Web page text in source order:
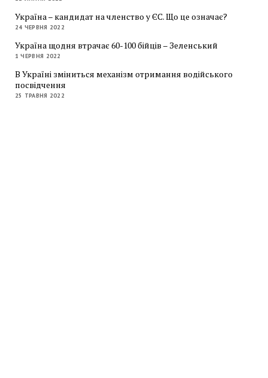
Україна – кандидат на членство у ЄС. Що це означає?
24 ЧЕРВНЯ 2022
Україна щодня втрачає 60-100 бійців – Зеленський
1 ЧЕРВНЯ 2022
В Україні зміниться механізм отримання водійського
посвідчення
25 ТРАВНЯ 2022